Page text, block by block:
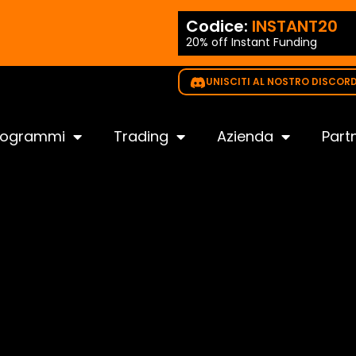
Codice: INSTANT20
20% off Instant Funding
UNISCITI AL NOSTRO
Trading Azienda